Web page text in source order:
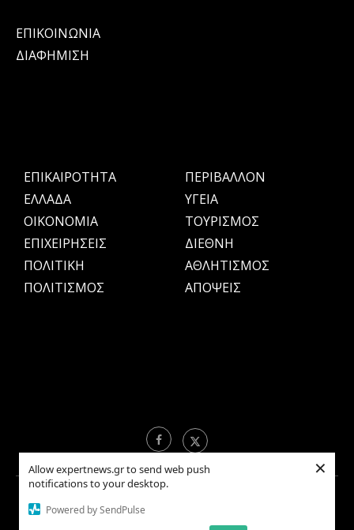
Allow expertnews.gr to send web push
notifications to your desktop.
Powered by SendPulse
×
ΕΠΙΚΟΙΝΩΝΙΑ
ΔΙΑΦΗΜΙΣΗ
ΕΠΙΚΑΙΡΟΤΗΤΑ
ΕΛΛΑΔΑ
OIKONOMIA
ΕΠΙΧΕΙΡΗΣΕΙΣ
ΠΟΛΙΤΙΚΗ
ΠΟΛΙΤΙΣΜΟΣ
ΠΕΡΙΒΑΛΛΟΝ
ΥΓΕΙΑ
ΤΟΥΡΙΣΜΟΣ
ΔΙΕΘΝΗ
ΑΘΛΗΤΙΣΜΟΣ
ΑΠΟΨΕΙΣ